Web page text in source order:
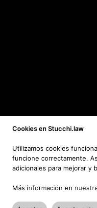
Cookies en Stucchi.law
Utilizamos cookies
funcione correctamente.
adicionales para mejorar y
Más información en